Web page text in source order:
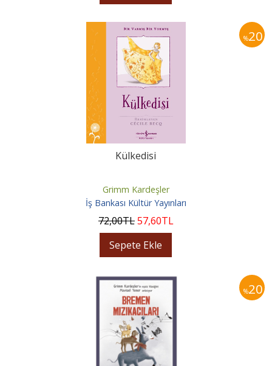
%20
Külkedisi
Grimm Kardeşler
İş Bankası Kültür Yayınları
72,00TL57,60TL
Sepete Ekle
%20